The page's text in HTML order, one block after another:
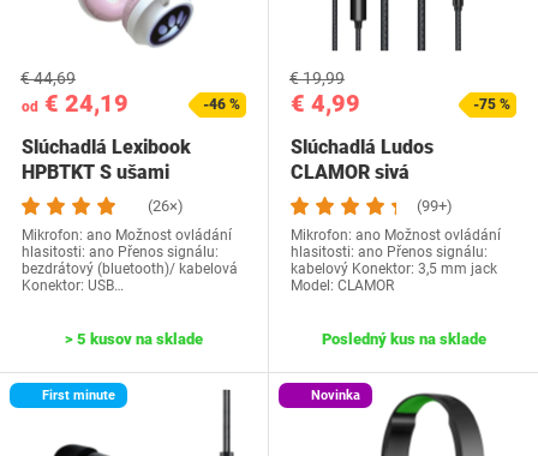
od € 24,19
€ 44,69
-46 %
Slúchadlá Lexibook
HPBTKT S ušami
(26×)
Mikrofon: ano Možnost ovládání
hlasitosti: ano Přenos signálu:
bezdrátový (bluetooth)/ kabelová
Konektor: USB…
> 5 kusov na sklade
€ 4,99
€ 19,99
-75 %
Slúchadlá Ludos
CLAMOR sivá
(99+)
Mikrofon: ano Možnost ovládání
hlasitosti: ano Přenos signálu:
kabelový Konektor: 3,5 mm jack
Model: CLAMOR
Posledný kus na sklade
First minute Novinka